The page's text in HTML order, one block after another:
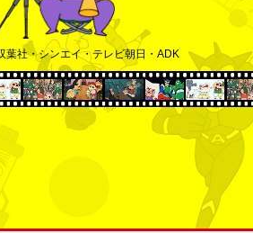
葉社・シンエイ・テレビ朝日・ADK